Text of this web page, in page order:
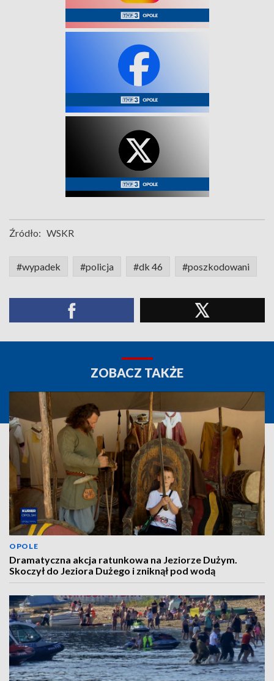
Źródło: WSKR
#wypadek #policja #dk 46 #poszkodowani
ZOBACZ TAKŻE
OPOLE
Dramatyczna akcja ratunkowa na Jeziorze Dużym.
Skoczył do Jeziora Dużego i zniknął pod wodą